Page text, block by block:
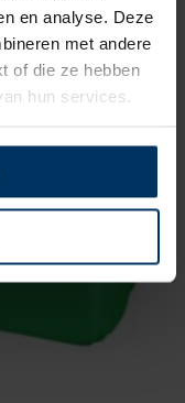
en analyse. Deze
met andere
of die ze hebben
hun services.